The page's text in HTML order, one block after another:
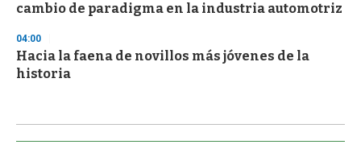
cambio de paradigma en la industria automotriz
04:00
Hacia la faena de novillos más jóvenes de la
historia